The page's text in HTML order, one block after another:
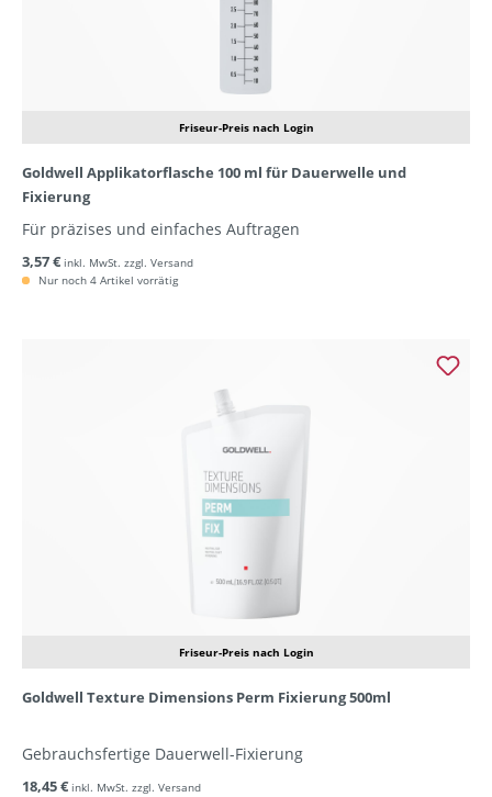
Friseur-Preis nach Login
Goldwell Applikatorflasche 100 ml für Dauerwelle und
Fixierung
Für präzises und einfaches Auftragen
3,57 € inkl. MwSt. zzgl. Versand
Nur noch 4 Artikel vorrätig
Friseur-Preis nach Login
Goldwell Texture Dimensions Perm Fixierung 500ml
Gebrauchsfertige Dauerwell-Fixierung
18,45 € inkl. MwSt. zzgl. Versand